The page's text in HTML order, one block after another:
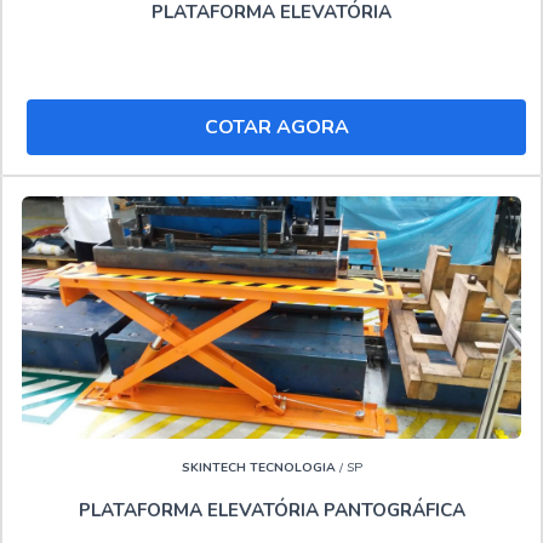
metros, disponibilizando tudo que há de mais atual para
Governador Valadares, mais do que visar apenas
lucratividade, deve oferecer produtos e serviços que
tenham ótima qualidade e tecnologia própria, detalhes
que passam despercebidos e podem gerar prejuízo
futuros para os clientes.
Ainda com uma visão analítica sobre Aluguel de
plataforma elevatória Governador Valadares, deve-se ter
a exatidão em orçar com empresas que prezam por
produtos e serviços que tenham ótima qualidade e
personalização para cada necessidade, detalhes que
passam despercebidos e podem gerar prejuízo futuros
PLATAFORMA ELEVATÓRIA
COTAR AGORA
SKINTECH TECNOLOGIA/ SP
PLATAFORMA ELEVATÓRIA PANTOGRÁFICA